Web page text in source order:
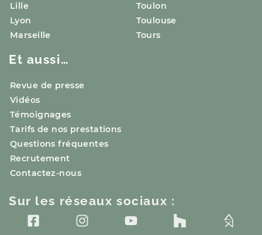
Lille
Lyon
Marseille
Toulon
Toulouse
Tours
Et aussi…
Revue de presse
Vidéos
Témoignages
Tarifs de nos prestations
Questions fréquentes
Recrutement
Contactez-nous
Sur les réseaux sociaux :